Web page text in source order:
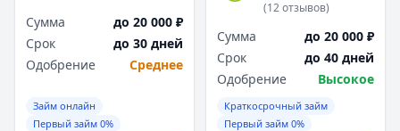
Сумма
до 20 000 ₽
Срок
до 30 дней
Одобрение
Среднее
Займ онлайн
Первый займ 0%
(12отзывов)
Сумма
до 20 000 ₽
Срок
до 40 дней
Одобрение
Высокое
Краткосрочный займ
Первый займ 0%